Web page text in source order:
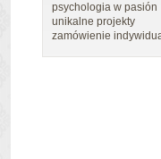
psychologia w pasión
unikalne projekty
zamówienie